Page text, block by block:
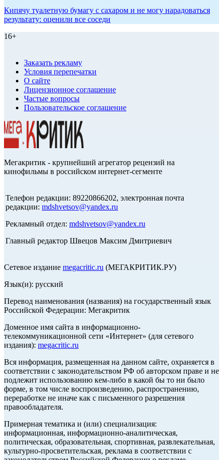
Кипячу туалетную бумагу с сахаром и не могу нарадоваться
результату: оценили все соседи
16+
Заказать рекламу
Условия перепечатки
О сайте
Лицензионное соглашение
Частые вопросы
Пользовательское соглашение
Мегакритик - крупнейший агрегатор рецензий на
кинофильмы в российском интернет-сегменте
Телефон редакции: 89220866202, электронная почта
редакции: mdshvetsov@yandex.ru
Рекламный отдел: mdshvetsov@yandex.ru
Главный редактор Швецов Максим Дмитриевич
Сетевое издание megacritic.ru (МЕГАКРИТИК.РУ)
Язык(и): русский
Перевод наименования (названия) на государственный язык
Российской Федерации: Мегакритик
Доменное имя сайта в информационно-
телекоммуникационной сети «Интернет» (для сетевого
издания): megacritic.ru
Вся информация, размещенная на данном сайте, охраняется в
соответствии с законодательством РФ об авторском праве и не
подлежит использованию кем-либо в какой бы то ни было
форме, в том числе воспроизведению, распространению,
переработке не иначе как с письменного разрешения
правообладателя.
Примерная тематика и (или) специализация:
информационная, информационно-аналитическая,
политическая, образовательная, спортивная, развлекательная,
культурно-просветительская, реклама в соответствии с